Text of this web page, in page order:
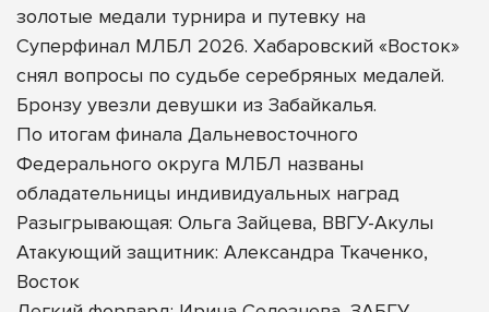
золотые медали турнира и путевку на
Суперфинал МЛБЛ 2026. Хабаровский «Восток»
снял вопросы по судьбе серебряных медалей.
Бронзу увезли девушки из Забайкалья.
По итогам финала Дальневосточного
Федерального округа МЛБЛ названы
обладательницы индивидуальных наград
Разыгрывающая: Ольга Зайцева, ВВГУ-Акулы
Атакующий защитник: Александра Ткаченко,
Восток